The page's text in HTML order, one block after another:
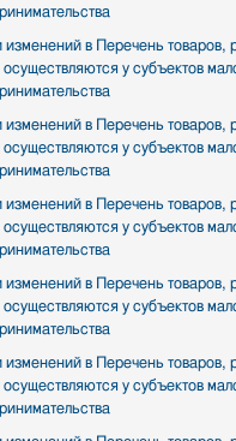
в Перечень товаров,
осуществляются у субъектов
в Перечень товаров,
осуществляются у субъектов
в Перечень товаров,
осуществляются у субъектов
в Перечень товаров,
осуществляются у субъектов
в Перечень товаров,
осуществляются у субъектов